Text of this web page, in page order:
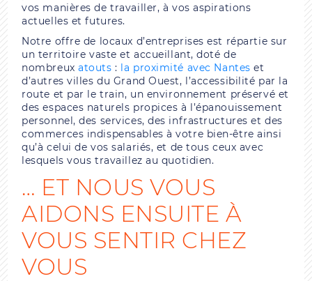
vos manières de travailler, à vos aspirations
actuelles et futures.
Notre offre de locaux d’entreprises est répartie sur
un territoire vaste et accueillant, doté de
nombreuxatouts : la proximité avec Nantes et
d’autres villes du Grand Ouest, l’accessibilité par la
route et par le train, un environnement préservé et
des espaces naturels propices à l’épanouissement
personnel, des services, des infrastructures et des
commerces indispensables à votre bien-être ainsi
qu’à celui de vos salariés, et de tous ceux avec
lesquels vous travaillez au quotidien.
… ET NOUS VOUS
AIDONS ENSUITE À
VOUS SENTIR CHEZ
VOUS